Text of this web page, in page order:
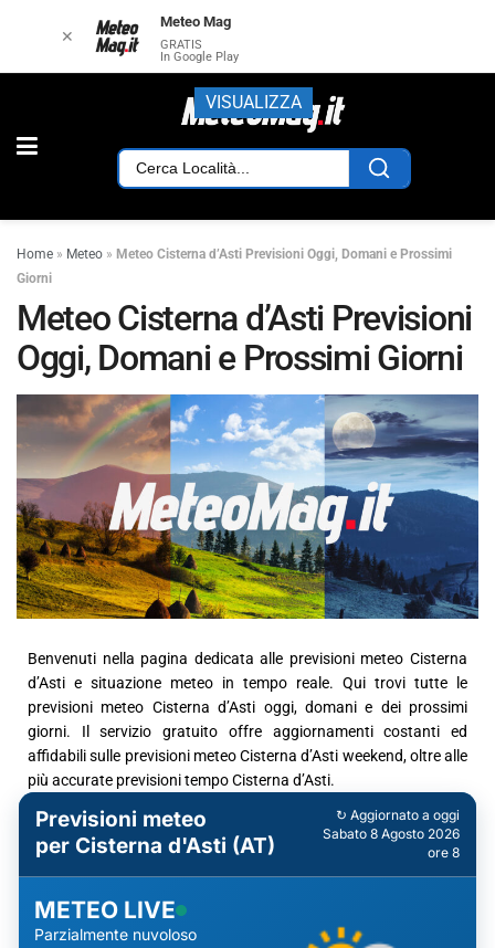
Home » Meteo » Meteo Cisterna d’Asti Previsioni Oggi, Domani e Prossimi
Giorni
Meteo Cisterna d’Asti Previsioni
Oggi, Domani e Prossimi Giorni
Benvenuti nella pagina dedicata alle previsioni meteo Cisterna
d’Asti e situazione meteo in tempo reale. Qui trovi tutte le
previsioni meteo Cisterna d’Asti oggi, domani e dei prossimi
giorni. Il servizio gratuito offre aggiornamenti costanti ed
affidabili sulle previsioni meteo Cisterna d’Asti weekend, oltre alle
più accurate previsioni tempo Cisterna d’Asti.
Previsioni meteo
per Cisterna d'Asti (AT)
↻ Aggiornato a oggi
Sabato 8 Agosto 2026
ore 8
METEO LIVE
Parzialmente nuvoloso
✕
Meteo Mag
GRATIS
In Google Play
VISUALIZZA